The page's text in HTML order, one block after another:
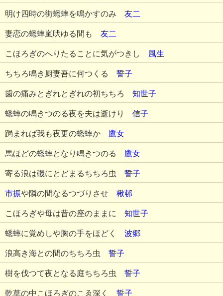
明け四時の街蟋蟀を鳴かすのみ 友二
妻恋の蟋蟀嵐吠ゆる間も 友二
こほろぎのへりたることに気がつきし 風生
ちちろ鳴き厨妻吾に何つくる 誓子
歯の痛みとぎれとぎれの初ちちろ 知世子
蟋蟀の鳴きつのる夜を夫は逝けり 信子
跼まれば我も夜更の蟋蟀か 鷹女
馬ほどの蟋蟀となり鳴きつのる 鷹女
寄る浪は磯にとどまるちちろ虫 誓子
市振や隣の間なるつづりさせ 楸邨
こほろぎや母は昔の座のままに 知世子
蟋蟀に覚めしや胸の手をほどく 波郷
浪高き海との間のちちろ虫 誓子
樹を伐つて夜となる庭ちちろ虫 誓子
乾草の中こほろぎのこゑ深く 誓子